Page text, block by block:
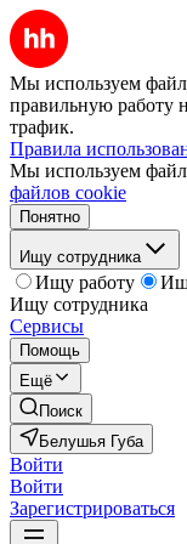
Мы используем
правильную работу
трафик.
Правила
Мы используем
файлов cookie
Понятно
Ищу сотрудника
Ищу работу
Ищу сотрудника
Сервисы
Помощь
Ещё
Поиск
Белушья Губа
Войти
Войти
Зарегистрироваться